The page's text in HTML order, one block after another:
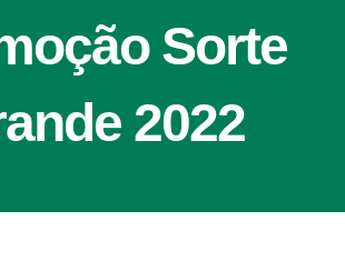
Sorte
2022